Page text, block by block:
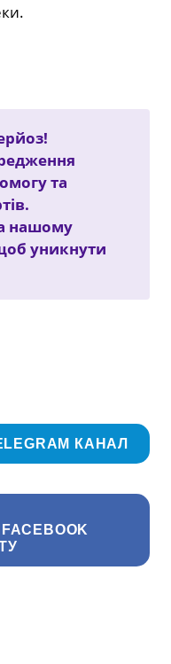
та
нашому
уникнути
КАНАЛ